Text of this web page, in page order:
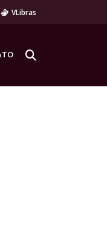
VLibras